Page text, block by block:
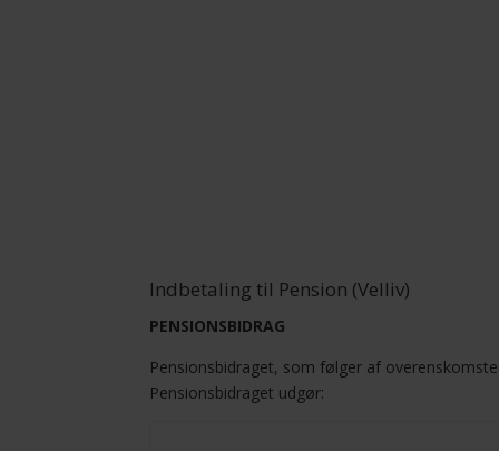
Indbetaling til Pension (Velliv)
PENSIONSBIDRAG
Pensionsbidraget, som følger af
Pensionsbidraget udgør: